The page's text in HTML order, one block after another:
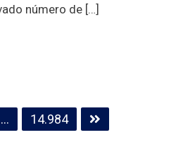
número de […]
… 14.984